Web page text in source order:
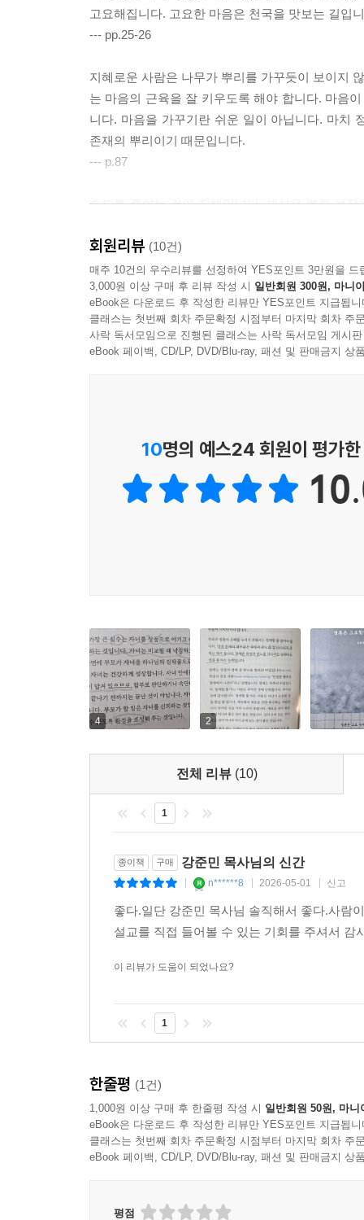
아름다운 꽃은 상처와 함께 피어납니다
모든 위대함은 작은 것에서 시작됩니다
일상의 작은 기회를 발견하십시오
기다림은 낭비가 아닙니다
잠재력을 발견하면 새로운 이야기를 쓸 수 있습니다
감사를 배우며 어른으로 성장합니다
날마다 찾아오는 행복을 환영하십시오
에필로그
고요해집니다. 고요한 마음은 천국을 맛보는 길입
--- pp.25-26
지혜로운 사람은 나무가 뿌리를 가꾸듯이 보이지
는 마음의 근육을 잘 키우도록 해야 합니다. 마음
니다. 마음을 가꾸기란 쉬운 일이 아닙니다. 마치
존재의 뿌리이기 때문입니다.
--- p.87
속도를 줄이는 것이 지혜입니다. 세상은 빠른 성
성급함은 영혼을 피폐하게 만듭니다. 속도를 줄여
--- p.96
칭찬은 영혼의 산소입니다. 칭찬은 따뜻한 언어
다. 칭찬은 칭찬을 낳습니다. 칭찬은 씨앗과 같습
같은 칭찬을 받게 됩니다.
실했습니다. 하나님은 성공적인 사람보다 성실한
히 그리고 꾸준히 정진합시다.
--- p.183
--- pp.199-200
회원리뷰 (10건)
매주 10건의 우수리뷰를 선정하여 YES포인트 3만원을 드
3,000원 이상 구매 후 리뷰 작성 시 일반회원 300원, 마니
eBook은 다운로드 후 작성한 리뷰만 YES포인트 지급됩니
클래스는 첫번째 회차 주문확정 시점부터 마지막 회차 주
사락 독서모임으로 진행된 클래스는 사락 독서모임 게시
eBook 페이백, CD/LP, DVD/Blu-ray, 패션 및 판매금지 상
10명의 예스24 회원이 평가
4 2
전체 리뷰 (10)
1
종이책 구매 강준민 목사님의 신간
n******8 2026-05-01 신고
좋다.일단 강준민 목사님 솔직해서 좋다.사람
설교를 직접 들어볼 수 있는 기회를 주셔서
이 리뷰가 도움이 되었나요?
1
한줄평 (1건)
1,000원 이상 구매 후 한줄평 작성 시 일반회원 50원, 마니
eBook은 다운로드 후 작성한 리뷰만 YES포인트 지급됩니
클래스는 첫번째 회차 주문확정 시점부터 마지막 회차 주
eBook 페이백, CD/LP, DVD/Blu-ray, 패션 및 판매금지 상
평점